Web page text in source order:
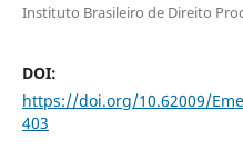
Instituto Brasileiro de Direito
DOI:
https://doi.org/10.62009/
403